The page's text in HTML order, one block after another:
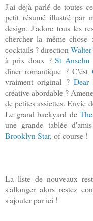
J'ai déjà parlé de toutes
petit résumé illustré par
design. J'adore tous les
chercher la même
cocktails ? direction
à prix doux ?St Anselm
dîner romantique ? C'est
vraiment original ? Dear
créative abordable ?
de petites assiettes. Envie
Le grand backyard de
une grande tablée
Brooklyn Star, of course !
La liste de nouveaux
s'allonger alors restez
s'ajouter par ici !